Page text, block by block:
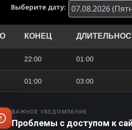
Выберите дату:
КОНЕЦ
22:00 01:00
01:00 03:00
04:00 01:00
ВАЖНОЕ УВЕДОМЛЕНИЕ
Проблемы с доступом к